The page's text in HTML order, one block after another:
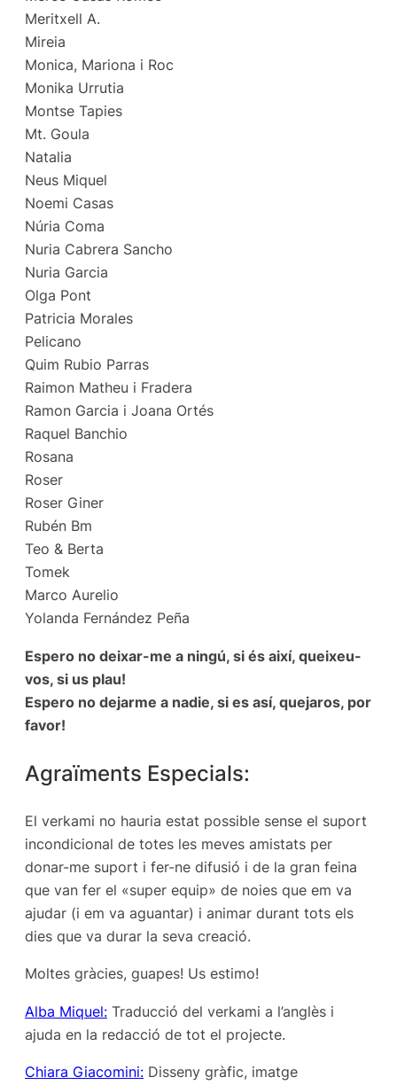
Meritxell A.
Mireia
Monica, Mariona i Roc
Monika Urrutia
Montse Tapies
Mt. Goula
Natalia
Neus Miquel
Noemi Casas
Núria Coma
Nuria Cabrera Sancho
Nuria Garcia
Olga Pont
Patricia Morales
Pelicano
Quim Rubio Parras
Raimon Matheu i Fradera
Ramon Garcia i Joana Ortés
Raquel Banchio
Rosana
Roser
Roser Giner
Rubén Bm
Teo & Berta
Tomek
Marco Aurelio
Yolanda Fernández Peña
Espero no deixar-me a ningú, si és així, queixeu-
vos, si us plau!
Espero no dejarme a nadie, si es así, quejaros, por
favor!
Agraïments Especials:
El verkami no hauria estat possible sense el suport
incondicional de totes les meves amistats per
donar-me suport i fer-ne difusió i de la gran feina
que van fer el «super equip» de noies que em va
ajudar (i em va aguantar) i animar durant tots els
dies que va durar la seva creació.
Moltes gràcies, guapes! Us estimo!
Alba Miquel: Traducció del verkami a l’anglès i
ajuda en la redacció de tot el projecte.
Chiara Giacomini: Disseny gràfic, imatge